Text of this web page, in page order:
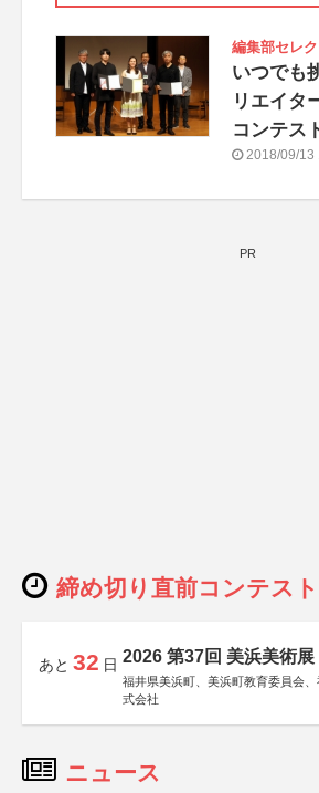
編集部セレク
いつでも
リエイタ
コンテス
2018/09/13
PR
締め切り直前コンテスト
あと 32 日 2026 第37回 美浜美術展
福井県美浜町、美浜町教育委員会
式会社
ニュース